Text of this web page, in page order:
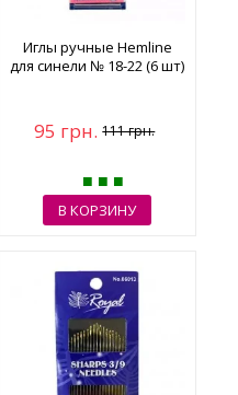
Иглы ручные Hemline
для синели № 18-22 (6 шт)
95 грн.111 грн.
В КОРЗИНУ